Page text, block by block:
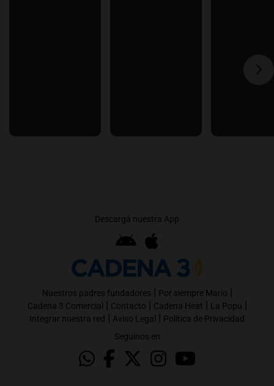
Descargá nuestra App
Nuestros padres fundadores | Por siempre Mario |
Cadena 3 Comercial | Contacto | Cadena Heat | La Popu |
Integrar nuestra red | Aviso Legal | Política de Privacidad
Seguinos en